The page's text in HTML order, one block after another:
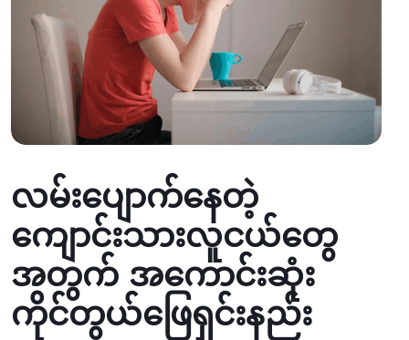
လမ်းပျောက်နေတဲ့
ကျောင်းသားလူငယ်တွေ
အတွက် အကောင်းဆုံး
ကိုင်တွယ်ဖြေရှင်းနည်း